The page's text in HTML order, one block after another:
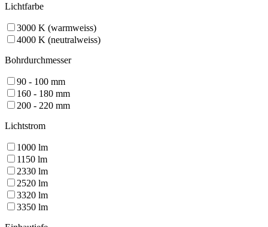
Lichtfarbe
3000 K (warmweiss)
4000 K (neutralweiss)
Bohrdurchmesser
90 - 100 mm
160 - 180 mm
200 - 220 mm
Lichtstrom
1000 lm
1150 lm
2330 lm
2520 lm
3320 lm
3350 lm